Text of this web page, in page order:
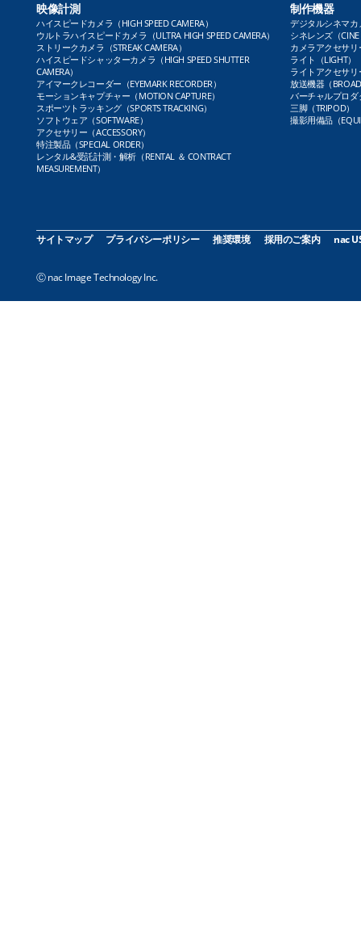
映像計測
ハイスピードカメラ（HIGH SPEED CAMERA）
ウルトラハイスピードカメラ（ULTRA HIGH SPEED CAMERA）
ストリークカメラ（STREAK CAMERA）
ハイスピードシャッターカメラ（HIGH SPEED SHUTTER
CAMERA）
アイマークレコーダー（EYEMARK RECORDER）
モーションキャプチャー（MOTION CAPTURE）
スポーツトラッキング（SPORTS TRACKING）
ソフトウェア（SOFTWARE）
アクセサリー（ACCESSORY）
特注製品（SPECIAL ORDER）
レンタル&受託計測・解析（RENTAL ＆ CONTRACT
MEASUREMENT）
制作機器
デジタルシネマカ
シネレンズ（CINE
カメラアクセサリ
ライト（LIGHT）
ライトアクセサリ
放送機器（
バーチャルプロダ
三脚（TRIPOD）
撮影用備品（
サイトマップ プライバシーポリシー 推奨環境 採用のご案内 nac
Ⓒ nac Image Technology Inc.